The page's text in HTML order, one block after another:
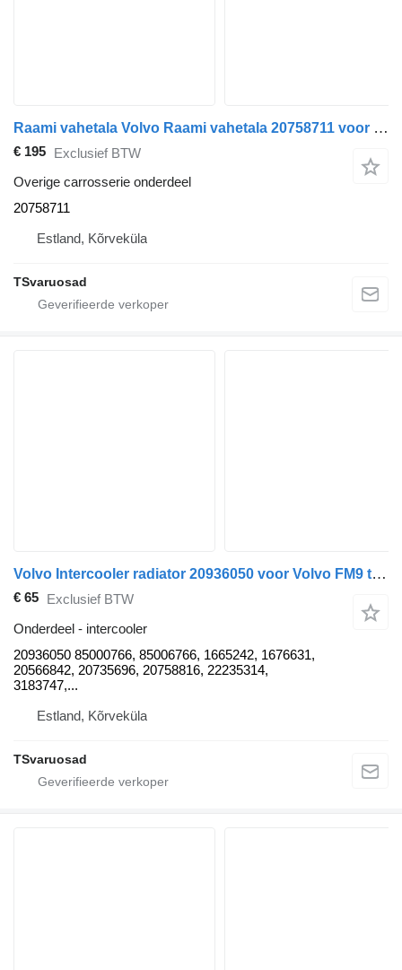
Raami vahetala Volvo Raami vahetala 20758711 voor Volvo FM9 trekker
€ 195 Exclusief BTW
Overige carrosserie onderdeel
20758711
Estland, Kõrveküla
TSvaruosad
Volvo Intercooler radiator 20936050 voor Volvo FM9 trekker
€ 65 Exclusief BTW
Onderdeel - intercooler
20936050 85000766, 85006766, 1665242, 1676631,
20566842, 20735696, 20758816, 22235314,
3183747,...
Estland, Kõrveküla
TSvaruosad